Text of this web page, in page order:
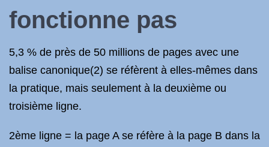
fonctionne pas
5,3 % de près de 50 millions de pages avec une
balise canonique(2) se réfèrent à elles-mêmes dans
la pratique, mais seulement à la deuxième ou
troisième ligne.
2ème ligne = la page A se réfère à la page B dans la